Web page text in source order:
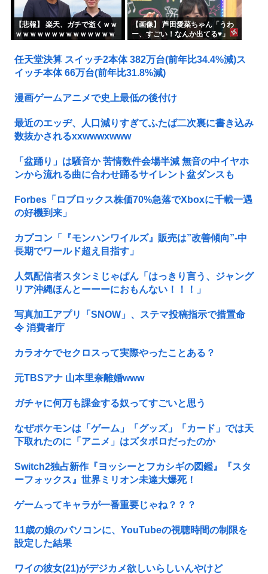
【悲報】 楽天、ガチで逝くｗｗ
ｗｗｗｗｗｗｗｗｗｗｗｗｗｗ
【画像】 芦田愛菜ちゃん「うわ
ー、すごい！なんか出てる♥」
任天堂決算 スイッチ2本体 382万台(前年比34.4%減)ス
イッチ本体 66万台(前年比31.8%減)
漫画ゲームアニメで史上最低の後付け
最近のエッヂ、人口減りすぎてふたば二次裏に書き込み
数抜かされるxxwwwxwww
「盆踊り」は騒音か 苦情数件会場半減 無音の中イヤホ
ンから流れる曲に合わせ踊るサイレント盆ダンスも
Forbes「ロブロックス株価70%急落でXboxに千載一遇
の好機到来」
カプコン「『モンハンワイルズ』販売は”改善傾向”-中
長期でワールド超え目指す」
人気配信者スタンミじゃぱん「はっきり言う、ジャング
リア沖縄ほんとーーーにおもんない！！！」
写真加工アプリ「SNOW」、ステマ投稿指示で措置命
令 消費者庁
カラオケでセクロスって実際やったことある？
元TBSアナ 山本里奈離婚www
ガチャに何万も課金する奴ってすごいと思う
なぜポケモンは「ゲーム」「グッズ」「カード」では天
下取れたのに「アニメ」はズタボロだったのか
Switch2独占新作『ヨッシーとフカシギの図鑑』『スタ
ーフォックス』世界ミリオン未達大爆死！
ゲームってキャラが一番重要じゃね？？？
11歳の娘のパソコンに、YouTubeの視聴時間の制限を
設定した結果
ワイの彼女(21)がデジカメ欲しいらしいんやけど